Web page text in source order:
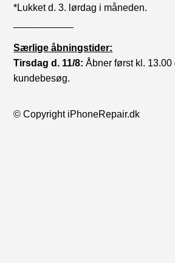
*Lukket d. 3. lørdag i måneden.
Særlige åbningstider:
Tirsdag d. 11/8: Åbner først kl. 13.00
kundebesøg.
© Copyright iPhoneRepair.dk